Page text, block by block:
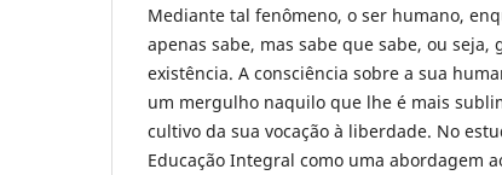
Mediante tal fenômeno, o ser humano,
apenas sabe, mas sabe que sabe, ou seja,
existência. A consciência sobre a sua
um mergulho naquilo que lhe é mais
cultivo da sua vocação à liberdade. No
Educação Integral como uma abordagem